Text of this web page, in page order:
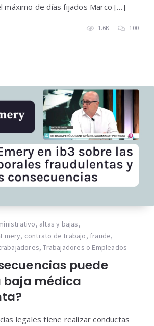
máximo de días fijados Marco […]
1.6K 100
, altas y bajas,
, contrato de trabajo, fraude,
,Trabajadores o Empleados
puede
baja médica
legales tiene realizar conductas